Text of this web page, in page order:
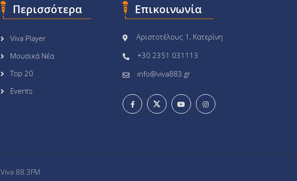
Περισσότερα
Viva Player
Μουσικά Νέα
Top 20
Events
Επικοινωνία
Αριστοτέλους 1, Κατερίνη
+30 2351 031113
info@viva883.gr
Viva 88.3FM